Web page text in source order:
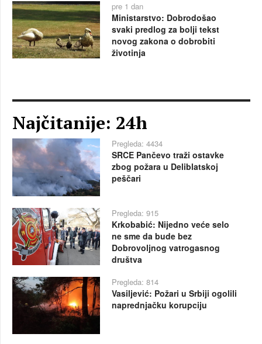
pre 1 dan
Ministarstvo: Dobrodošao
svaki predlog za bolji tekst
novog zakona o dobrobiti
životinja
Najčitanije: 24h
Pregleda: 4434
SRCE Pančevo traži ostavke
zbog požara u Deliblatskoj
peščari
Pregleda: 915
Krkobabić: Nijedno veće selo
ne sme da bude bez
Dobrovoljnog vatrogasnog
društva
Pregleda: 814
Vasiljević: Požari u Srbiji ogolili
naprednjačku korupciju